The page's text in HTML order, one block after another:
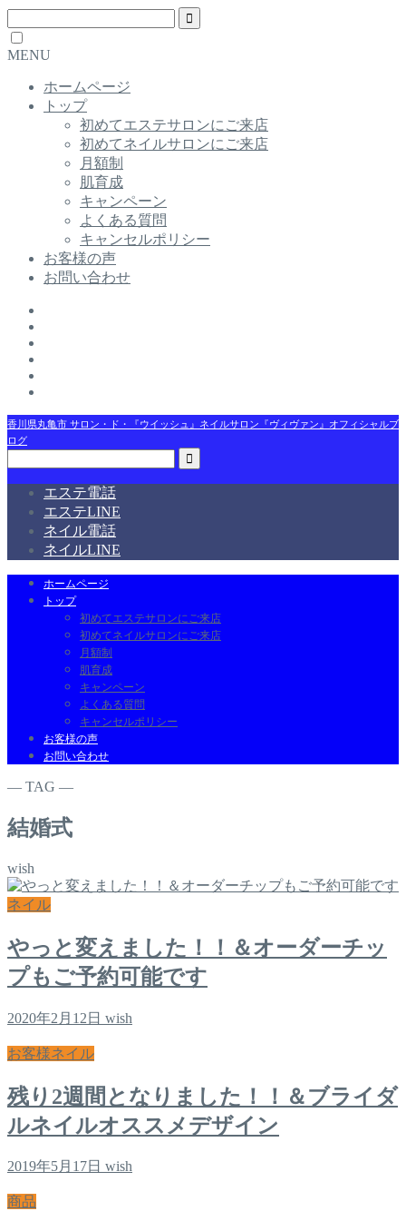
MENU
ホームページ
トップ
初めてエステサロンにご来店
初めてネイルサロンにご来店
月額制
肌育成
キャンペーン
よくある質問
キャンセルポリシー
お客様の声
お問い合わせ
香川県丸亀市 サロン・ド・『ウイッシュ』ネイルサロン『ヴィヴァン』オフィシャルブ
ログ
エステ電話
エステLINE
ネイル電話
ネイルLINE
ホームページ
トップ
初めてエステサロンにご来店
初めてネイルサロンにご来店
月額制
肌育成
キャンペーン
よくある質問
キャンセルポリシー
お客様の声
お問い合わせ
― TAG ―
結婚式
wish
ネイル
やっと変えました！！＆オーダーチッ
プもご予約可能です
2020年2月12日 wish
お客様ネイル
残り2週間となりました！！＆ブライダ
ルネイルオススメデザイン
2019年5月17日 wish
商品